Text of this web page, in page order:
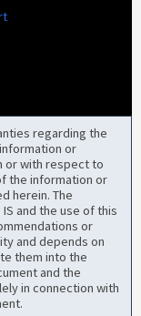
regarding the
or
or with respect to
the information or
herein. The
and the use of this
or
and depends on
them into the
and the
in connection with